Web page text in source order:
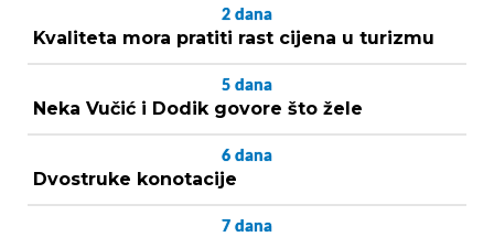
2 dana
Kvaliteta mora pratiti rast cijena u turizmu
5 dana
Neka Vučić i Dodik govore što žele
6 dana
Dvostruke konotacije
7 dana